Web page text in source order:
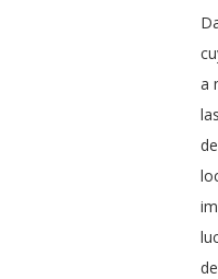
a